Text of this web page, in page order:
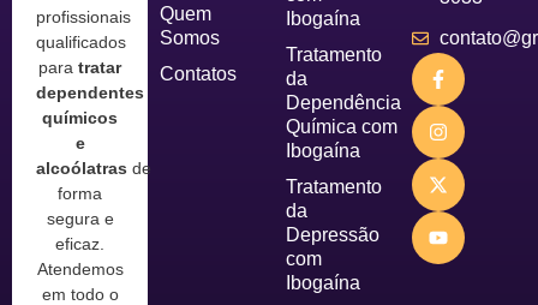
profissionais
qualificados
paratratar
dependentes
químicos
e
alcoólatras de
forma
segura e
eficaz.
Atendemos
em todo o
Quem
Somos
Contatos
Ibogaína
Tratamento
da
Dependência
Química com
Ibogaína
Tratamento
da
Depressão
com
Ibogaína